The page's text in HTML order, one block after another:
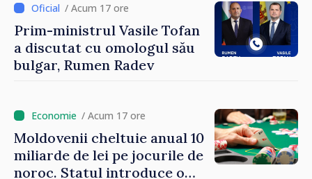
/ Acum 17 ore
Prim-ministrul Vasile Tofan
a discutat cu omologul său
bulgar, Rumen Radev
/ Acum 17 ore
Moldovenii cheltuie anual 10
miliarde de lei pe jocurile de
noroc. Statul introduce o